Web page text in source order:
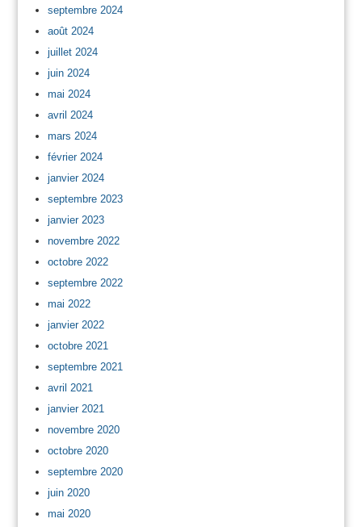
septembre 2024
août 2024
juillet 2024
juin 2024
mai 2024
avril 2024
mars 2024
février 2024
janvier 2024
septembre 2023
janvier 2023
novembre 2022
octobre 2022
septembre 2022
mai 2022
janvier 2022
octobre 2021
septembre 2021
avril 2021
janvier 2021
novembre 2020
octobre 2020
septembre 2020
juin 2020
mai 2020